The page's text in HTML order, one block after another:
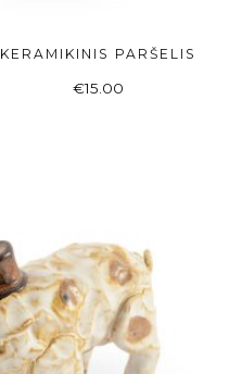
Į KREPŠELĮ
KERAMIKINIS PARŠELIS
€15.00